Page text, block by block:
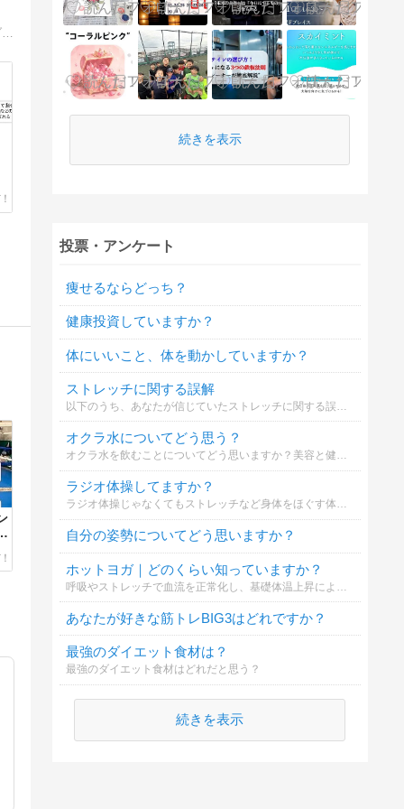
最新の栄養学、生理学に基づいて筋トレとダイエットについて現役パワーリフティング競技者兼パーソナルトレーナーが情報発信するブログです。…
続きを表示
投票・アンケート
痩せるならどっち？
健康投資していますか？
体にいいこと、体を動かしていますか？
ストレッチに関する誤解
以下のうち、あなたが信じていたストレッチに関する誤解は？
オクラ水についてどう思う？
オクラ水を飲むことについてどう思いますか？美容と健康に効果があるとされています。
ラジオ体操してますか？
ラジオ体操じゃなくてもストレッチなど身体をほぐす体操をしてますか？
自分の姿勢についてどう思いますか？
ホットヨガ｜どのくらい知っていますか？
あなたが好きな筋トレBIG3はどれですか？
最強のダイエット食材は？
最強のダイエット食材はどれだと思う？
続きを表示